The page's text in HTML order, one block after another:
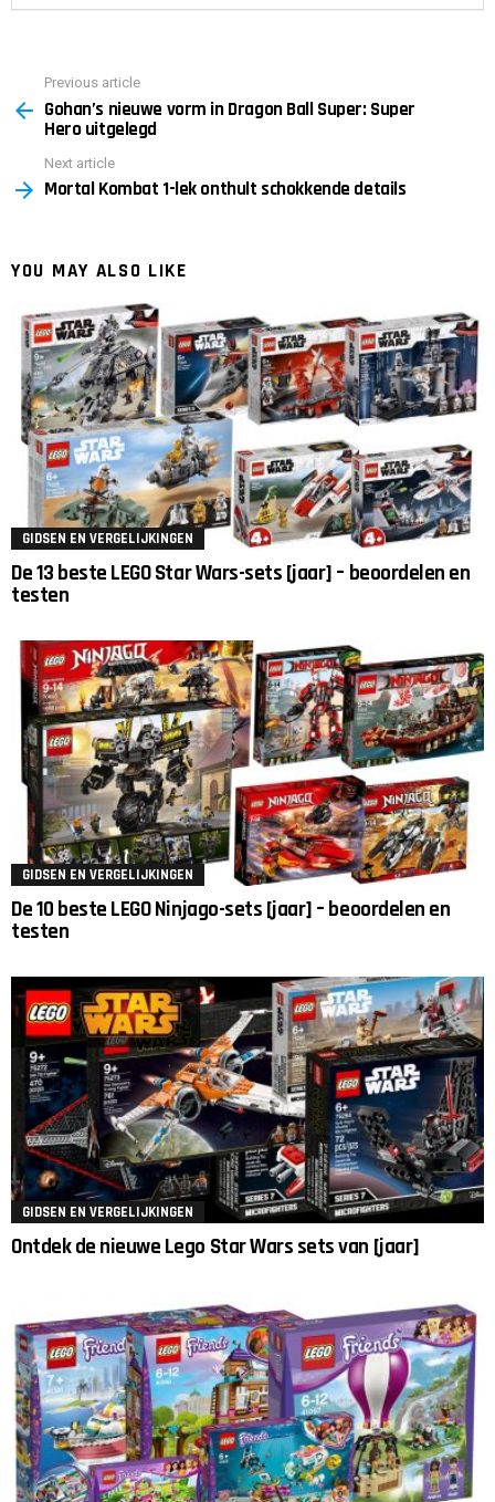
more
Previous article
Gohan’s nieuwe vorm in Dragon Ball Super: Super
Hero uitgelegd
Next article
Mortal Kombat 1-lek onthult schokkende details
YOU MAY ALSO LIKE
GIDSEN EN VERGELIJKINGEN
De 13 beste LEGO Star Wars-sets [jaar] – beoordelen en
testen
GIDSEN EN VERGELIJKINGEN
De 10 beste LEGO Ninjago-sets [jaar] – beoordelen en
testen
GIDSEN EN VERGELIJKINGEN
Ontdek de nieuwe Lego Star Wars sets van [jaar]